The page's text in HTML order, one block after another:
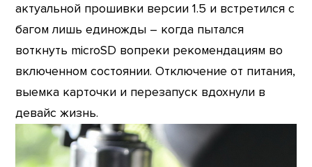
актуальной прошивки версии 1.5 и встретился с
багом лишь единожды – когда пытался
воткнуть microSD вопреки рекомендациям во
включенном состоянии. Отключение от питания,
выемка карточки и перезапуск вдохнули в
девайс жизнь.